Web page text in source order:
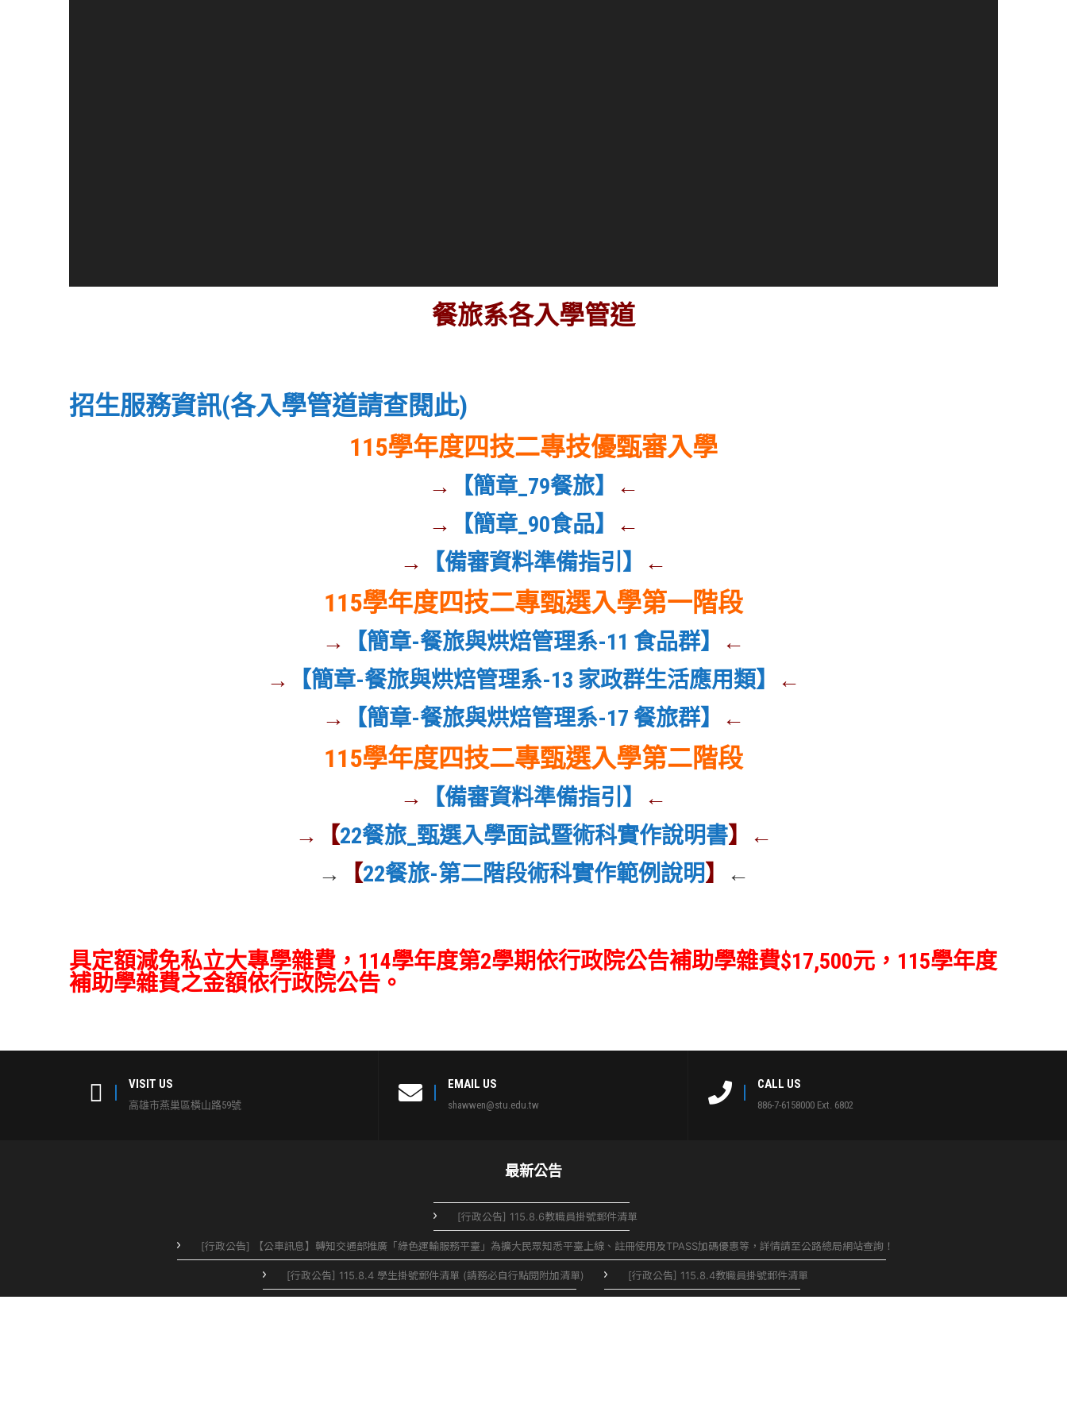
餐旅系各入學管道
招生服務資訊(各入學管道請查閱此)
115學年度四技二專技優甄審入學
→ 【簡章_79餐旅】
←
→
【簡章_90食品】
←
→
【備審資料準備指引】 ←
115學年度四技二專甄選入學第一階段
→ 【簡章-餐旅與烘焙管理系-11 食品群】
←
→
【簡章-餐旅與烘焙管理系-13 家政群生活應用類】
←
→
【簡章-餐旅與烘焙管理系-17 餐旅群】 ←
115學年度四技二專甄選入學第二階段
→ 【備審資料準備指引】
←
→【22餐旅_甄選入學面試暨術科實作說明書】←
→
【22餐旅-第二階段術科實作範例說明】 ←
具定額減免私立大專學雜費，114學年度第2學期依行政院公告補助學雜費$17,500元，115學年度
補助學雜費之金額依行政院公告。
VISIT US
高雄市燕巢區橫山路59號
EMAIL US
shawwen@stu.edu.tw
CALL US
886-7-6158000 Ext. 6802
最新公告
[行政公告] 115.8.6教職員掛號郵件清單
[行政公告] 【公車訊息】轉知交通部推廣「綠色運輸服務平臺」為擴大民眾知悉平臺上線、註冊使用及TPASS加碼優惠等，詳情請至公路總局網站查詢！
[行政公告] 115.8.4 學生掛號郵件清單 (請務必自行點閱附加清單) [行政公告] 115.8.4教職員掛號郵件清單